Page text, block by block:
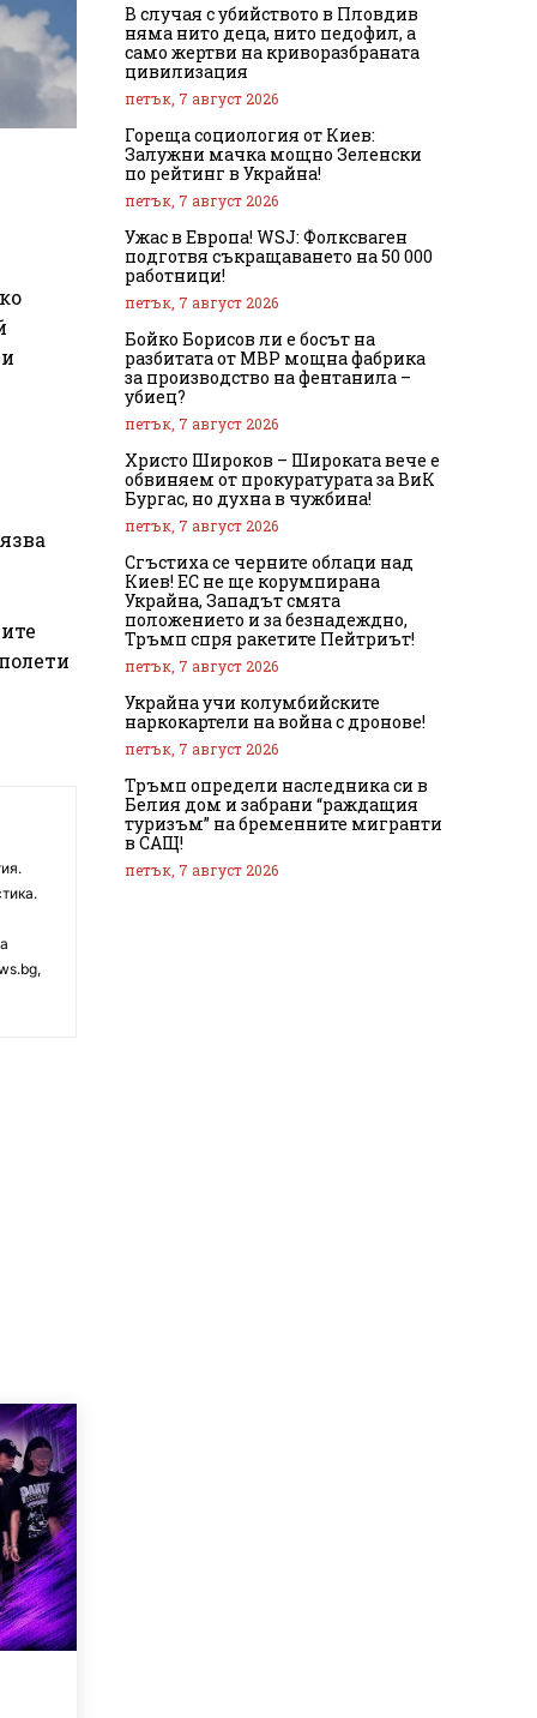
В случая с убийството в Пловдив
няма нито деца, нито педофил, а
само жертви на криворазбраната
цивилизация
петък, 7 август 2026
Гореща социология от Киев:
Залужни мачка мощно Зеленски
по рейтинг в Украйна!
петък, 7 август 2026
Ужас в Европа! WSJ: Фолксваген
подготвя съкращаването на 50 000
работници!
петък, 7 август 2026
Бойко Борисов ли е босът на
разбитата от МВР мощна фабрика
за производство на фентанила –
убиец?
петък, 7 август 2026
Христо Широков – Широката вече е
обвиняем от прокуратурата за ВиК
Бургас, но духна в чужбина!
петък, 7 август 2026
Сгъстиха се черните облаци над
Киев! ЕС не ще корумпирана
Украйна, Западът смята
положението и за безнадеждно,
Тръмп спря ракетите Пейтриът!
петък, 7 август 2026
Украйна учи колумбийските
наркокартели на война с дронове!
петък, 7 август 2026
Тръмп определи наследника си в
Белия дом и забрани “раждащия
туризъм” на бременните мигранти
в САЩ!
петък, 7 август 2026